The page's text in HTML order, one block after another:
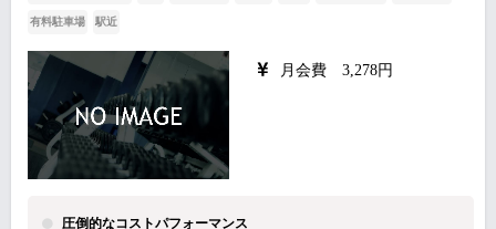
有料駐車場 駅近
月会費 3,278円
圧倒的なコストパフォーマンス